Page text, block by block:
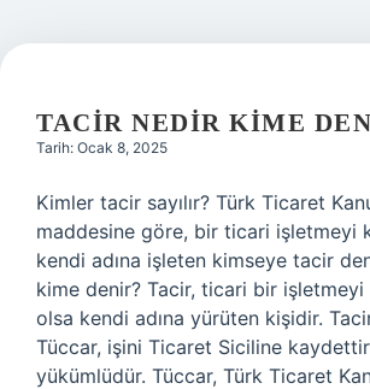
Hakkımızda
TACIR NEDIR KIME
Tarih: Ocak 8, 2025
Kimler tacir sayılır? Türk Ticaret
maddesine göre, bir ticari işletmeyi
kendi adına işleten kimseye tacir
kime denir? Tacir, ticari bir işletmeyi
olsa kendi adına yürüten kişidir.
Tüccar, işini Ticaret Siciline
yükümlüdür. Tüccar, Türk Ticaret